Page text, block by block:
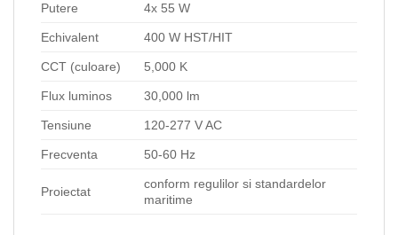
Putere 4x 55 W
Echivalent 400 W HST/HIT
CCT (culoare) 5,000 K
Flux luminos 30,000 lm
Tensiune 120-277 V AC
Frecventa 50-60 Hz
Proiectat
conform regulilor si standardelor
maritime